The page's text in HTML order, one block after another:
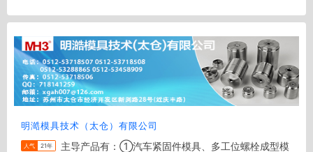
明澔模具技术（太仓）有限公司
人气 21年